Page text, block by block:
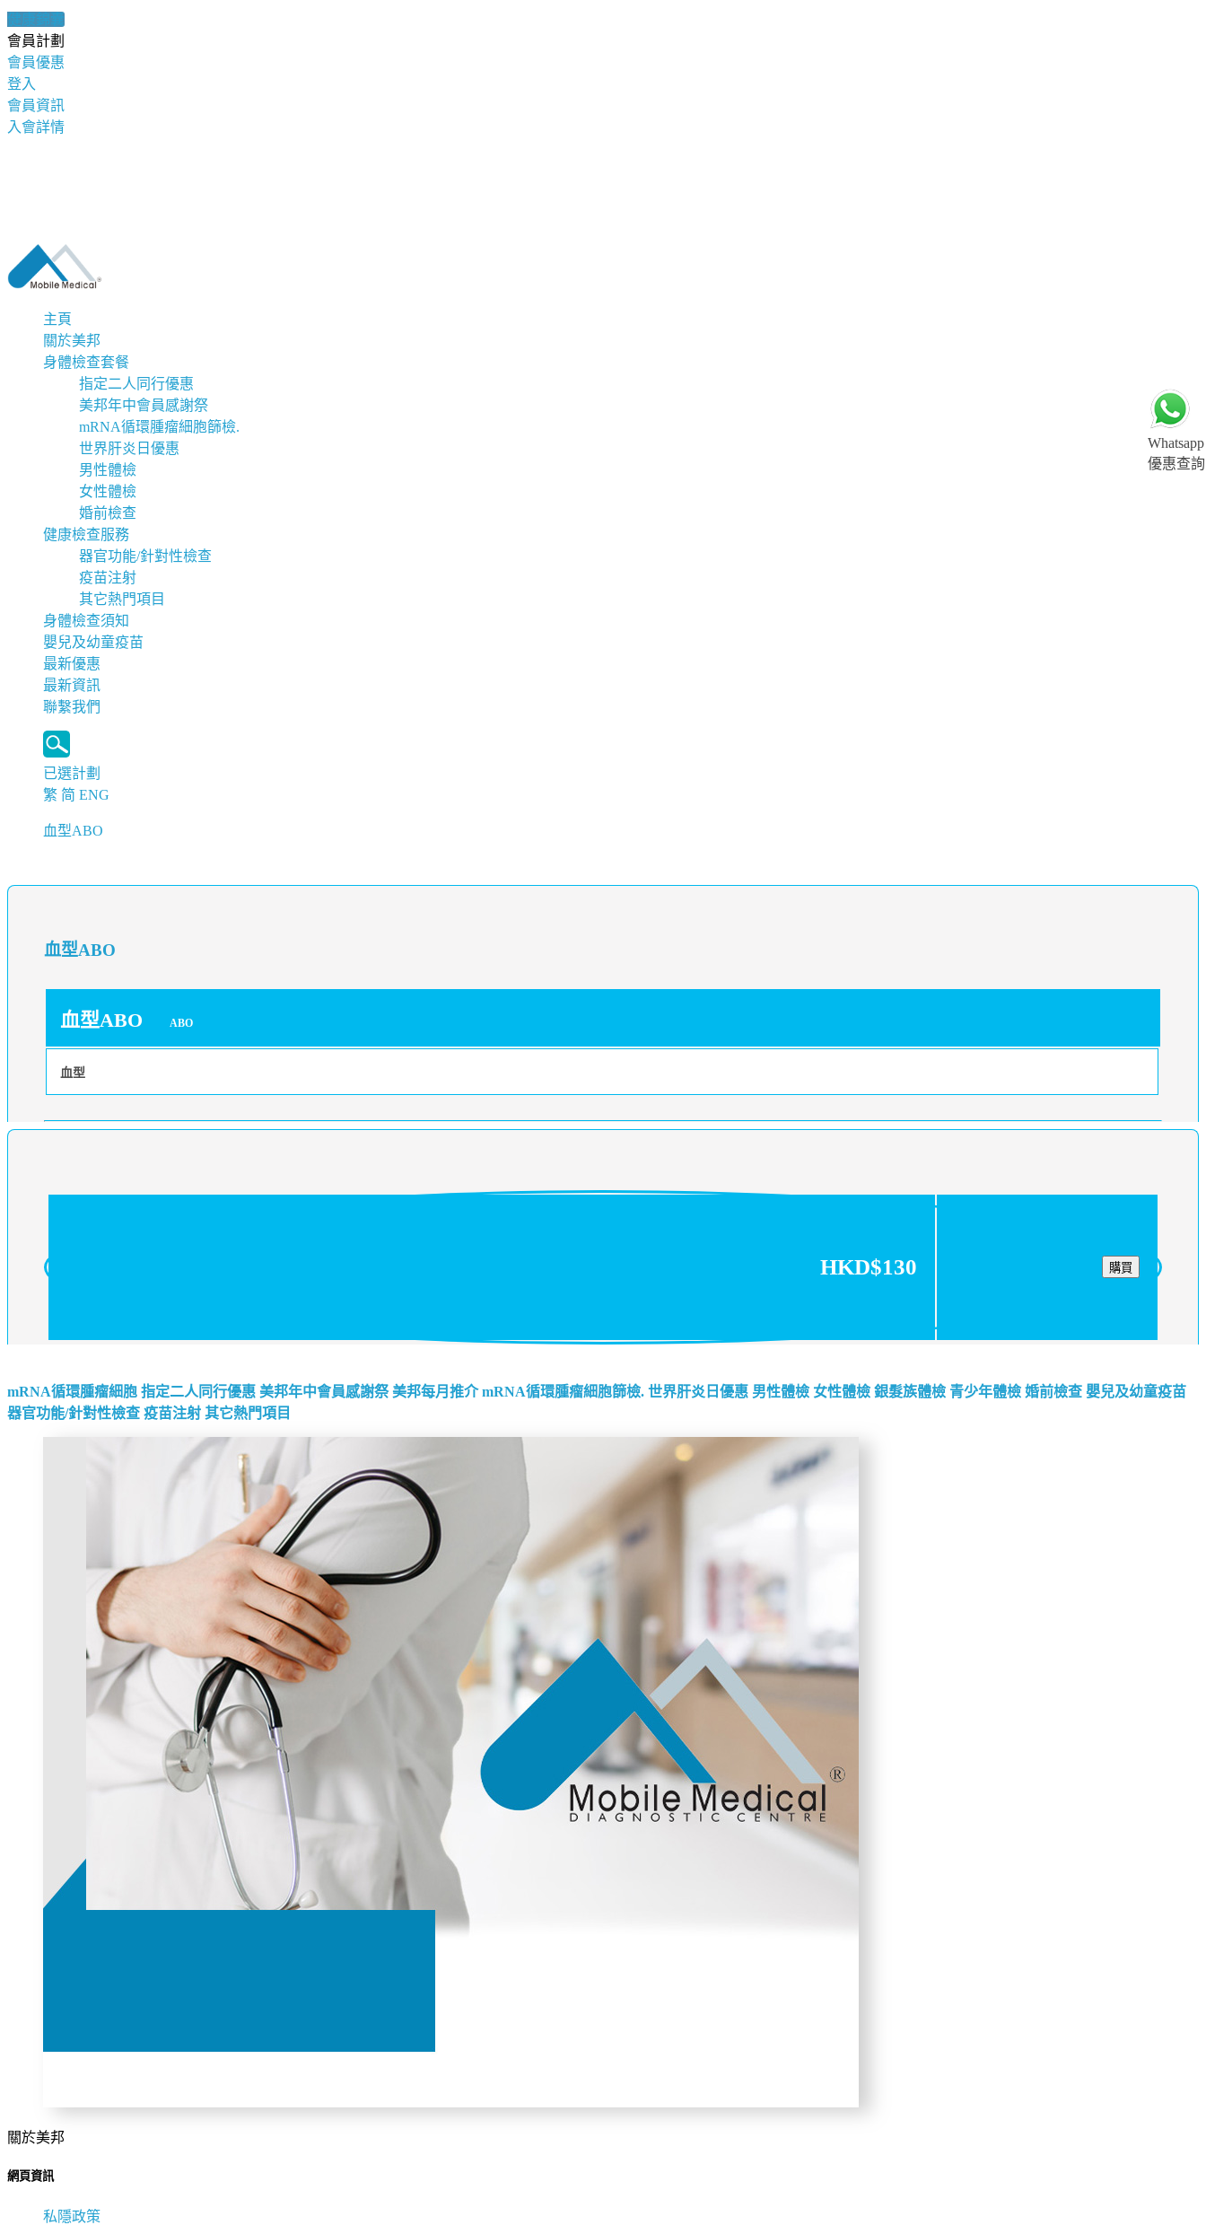
健康錦囊
會員計劃
會員優惠
登入
會員資訊
入會詳情
主頁
關於美邦
身體檢查套餐
指定二人同行優惠
美邦年中會員感謝祭
mRNA循環腫瘤細胞篩檢.
世界肝炎日優惠
男性體檢
女性體檢
婚前檢查
健康檢查服務
器官功能/針對性檢查
疫苗注射
其它熱門項目
身體檢查須知
嬰兒及幼童疫苗
最新優惠
最新資訊
聯繫我們
已選計劃
繁 简 ENG
Whatsapp
優惠查詢
血型ABO
血型ABO
血型ABO ABO
血型
HKD$130 購買
mRNA循環腫瘤細胞 指定二人同行優惠 美邦年中會員感謝祭 美邦每月推介 mRNA循環腫瘤細胞篩檢. 世界肝炎日優惠 男性體檢 女性體檢 銀髮族體檢 青少年體檢 婚前檢查 嬰兒及幼童疫苗
器官功能/針對性檢查 疫苗注射 其它熱門項目
關於美邦
網頁資訊
私隱政策